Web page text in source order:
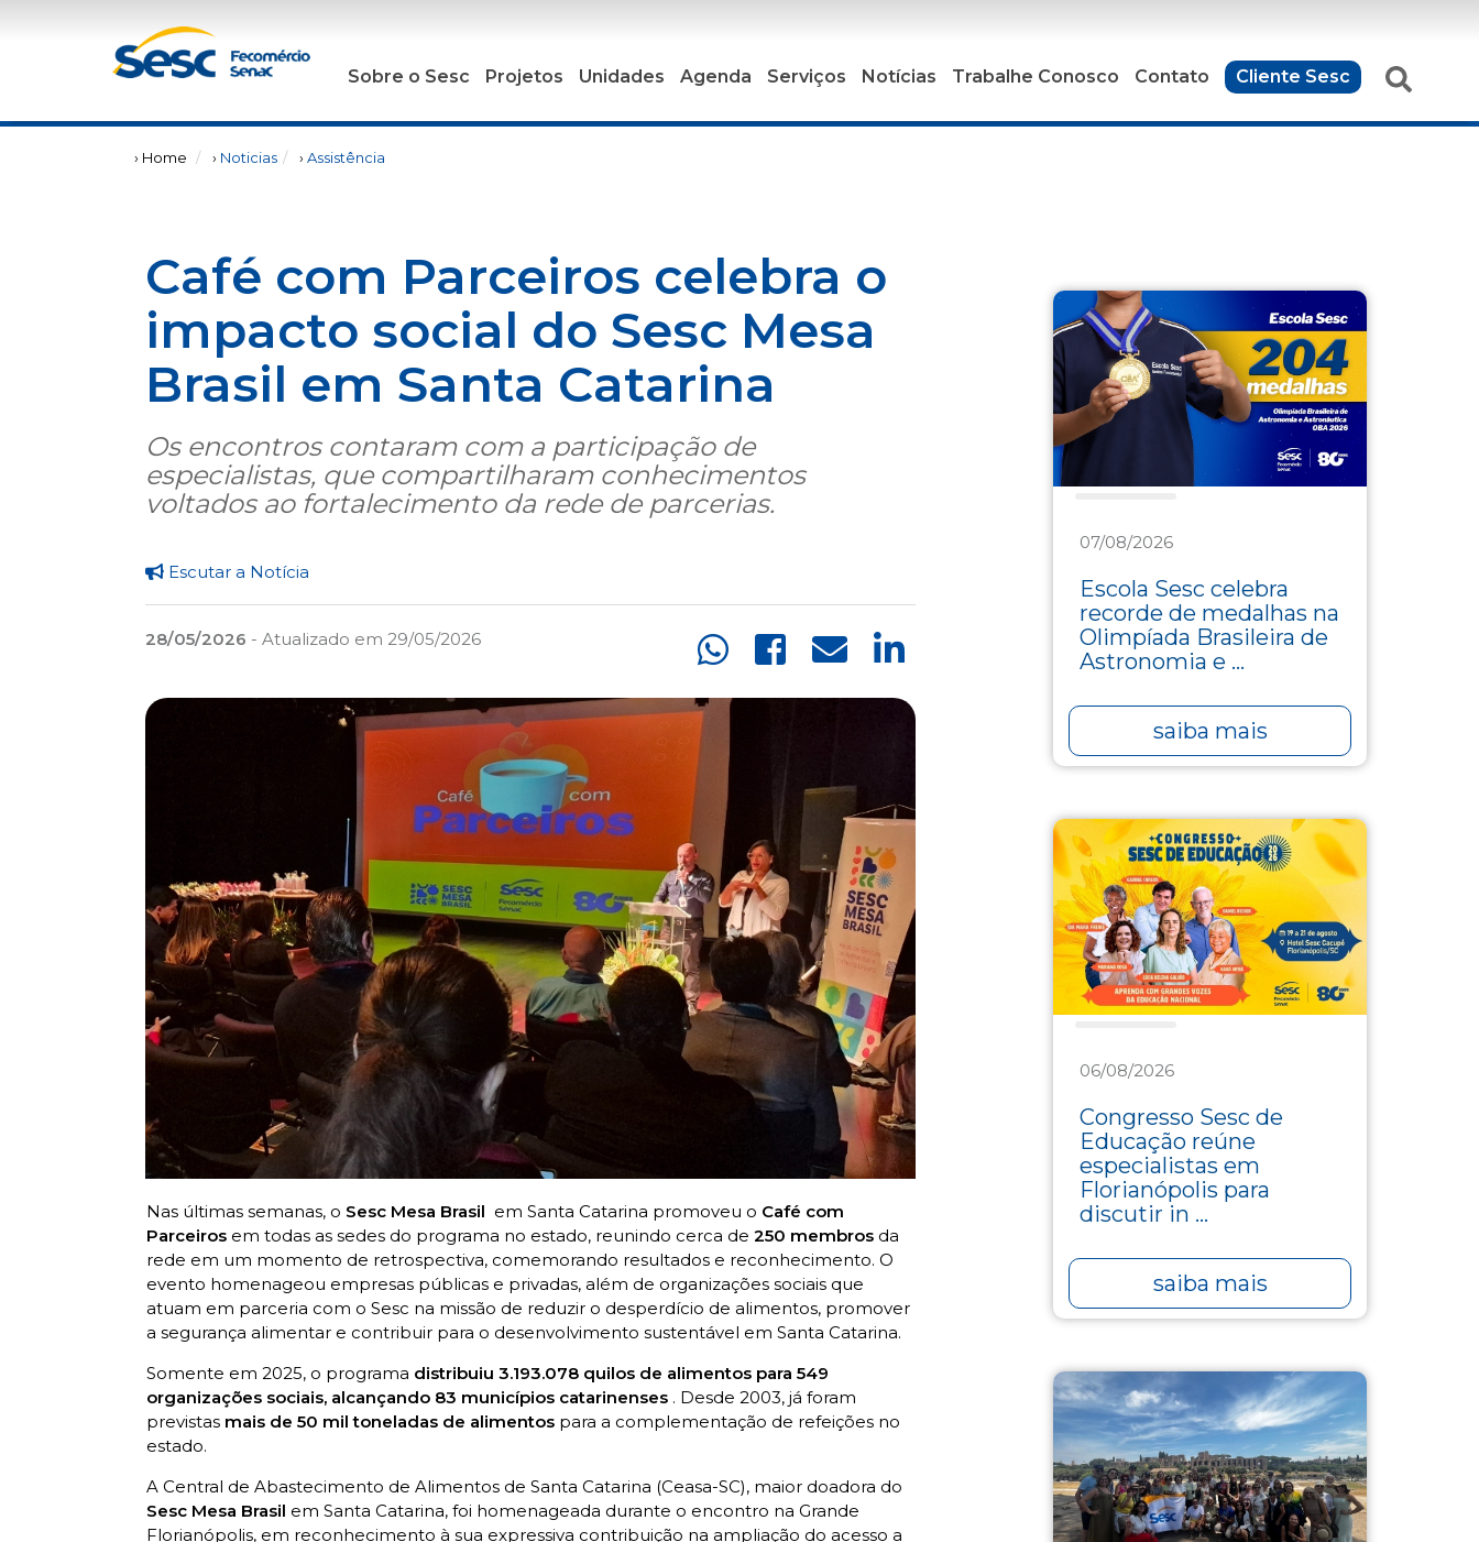
Sobre o Sesc Projetos Unidades Agenda Serviços Notícias Trabalhe Conosco Contato Cliente Sesc
› Home › Noticias › Assistência
Café com Parceiros celebra o
impacto social do Sesc Mesa
Brasil em Santa Catarina
Os encontros contaram com a participação de
especialistas, que compartilharam conhecimentos
voltados ao fortalecimento da rede de parcerias.
Escutar a Notícia
28/05/2026 - Atualizado em 29/05/2026
Nas últimas semanas, o Sesc Mesa Brasil em Santa Catarina promoveu o Café com
Parceiros em todas as sedes do programa no estado, reunindo cerca de 250 membros da
rede em um momento de retrospectiva, comemorando resultados e reconhecimento. O
evento homenageou empresas públicas e privadas, além de organizações sociais que
atuam em parceria com o Sesc na missão de reduzir o desperdício de alimentos, promover
a segurança alimentar e contribuir para o desenvolvimento sustentável em Santa Catarina.
Somente em 2025, o programa distribuiu 3.193.078 quilos de alimentos para 549
organizações sociais, alcançando 83 municípios catarinenses . Desde 2003, já foram
previstas mais de 50 mil toneladas de alimentos para a complementação de refeições no
estado.
A Central de Abastecimento de Alimentos de Santa Catarina (Ceasa-SC), maior doadora do
Sesc Mesa Brasil em Santa Catarina, foi homenageada durante o encontro na Grande
Florianópolis, em reconhecimento à sua expressiva contribuição na ampliação do acesso a
07/08/2026
Escola Sesc celebra
recorde de medalhas na
Olimpíada Brasileira de
Astronomia e ...
saiba mais
06/08/2026
Congresso Sesc de
Educação reúne
especialistas em
Florianópolis para
discutir in ...
saiba mais